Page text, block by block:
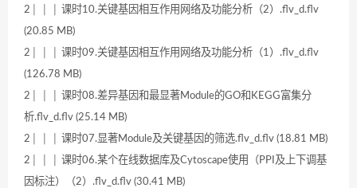
2│ │ │ 课时10.关键基因相互作用网络及功能分析（2）.flv_d.flv
(20.85 MB)
2│ │ │ 课时09.关键基因相互作用网络及功能分析（1）.flv_d.flv
(126.78 MB)
2│ │ │ 课时08.差异基因和最显著Module的GO和KEGG富集分
析.flv_d.flv (25.14 MB)
2│ │ │ 课时07.显著Module及关键基因的筛选.flv_d.flv (18.81 MB)
2│ │ │ 课时06.某个在线数据库及Cytoscape使用（PPI及上下调基
因标注）（2）.flv_d.flv (30.41 MB)